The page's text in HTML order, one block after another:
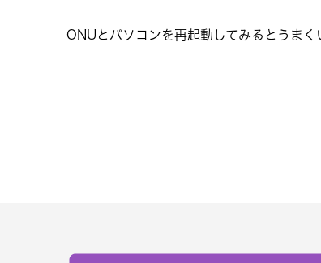
ONUとパソコンを再起動してみるとうまく